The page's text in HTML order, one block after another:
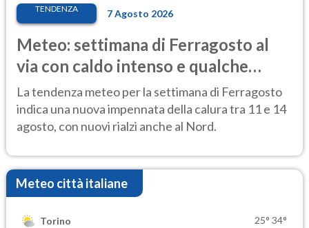
TENDENZA 7 Agosto 2026
Meteo: settimana di Ferragosto al
via con caldo intenso e qualche
temporale
La tendenza meteo per la settimana di Ferragosto
indica una nuova impennata della calura tra 11 e 14
agosto, con nuovi rialzi anche al Nord.
Meteo città italiane
Torino 25° 34°